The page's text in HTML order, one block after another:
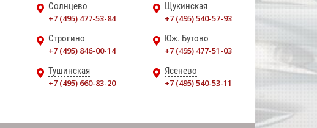
Солнцево
+7 (495) 477-53-84
Щукинская
+7 (495) 540-57-93
Строгино
+7 (495) 846-00-14
Юж. Бутово
+7 (495) 477-51-03
Тушинская
+7 (495) 660-83-20
Ясенево
+7 (495) 540-53-11